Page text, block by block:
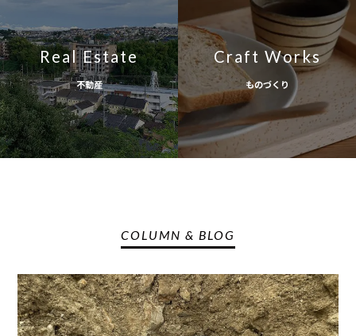
Real Estate
不動産
Craft Works
ものづくり
COLUMN & BLOG